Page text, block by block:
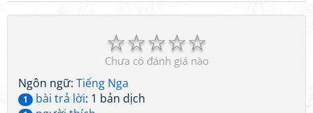
☆
☆
☆
☆
☆
Chưa có đánh giá nào
Ngôn ngữ: Tiếng Nga
1 bài trả lời: 1 bản dịch